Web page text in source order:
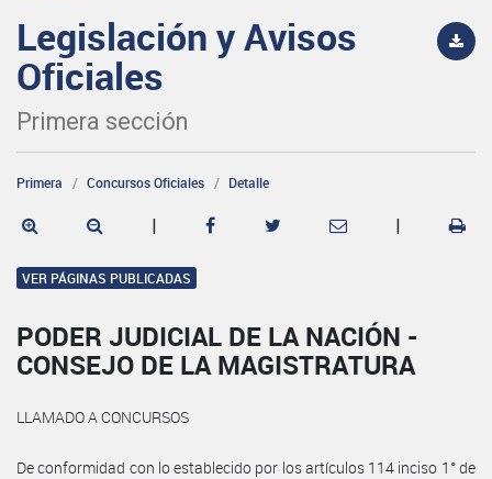
Legislación y Avisos
Oficiales
Primera sección
Primera Concursos Oficiales Detalle
| |
VER PÁGINAS PUBLICADAS
PODER JUDICIAL DE LA NACIÓN -
CONSEJO DE LA MAGISTRATURA
LLAMADO A CONCURSOS
De conformidad con lo establecido por los artículos 114 inciso 1° de